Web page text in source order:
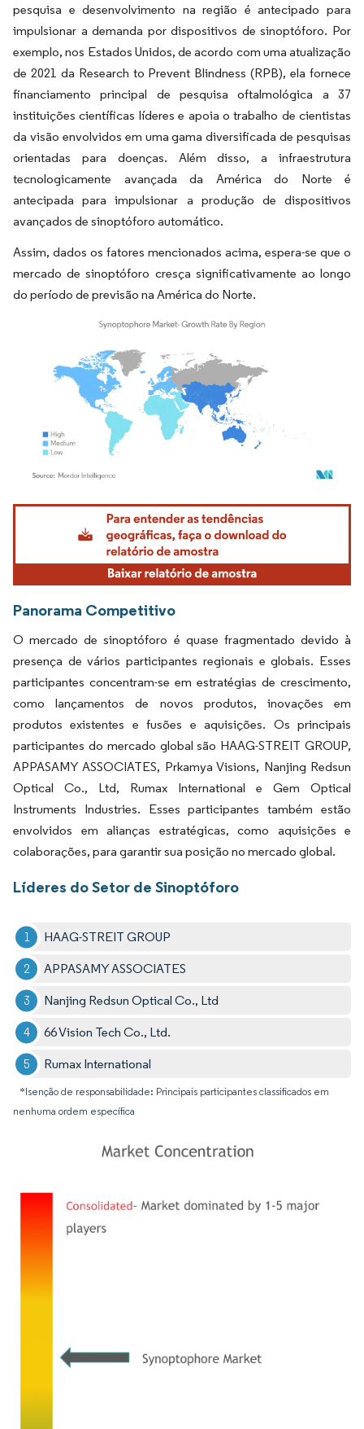
pesquisa e desenvolvimento na região é antecipado para
impulsionar a demanda por dispositivos de sinoptóforo. Por
exemplo, nos Estados Unidos, de acordo com uma atualização
de 2021 da Research to Prevent Blindness (RPB), ela fornece
financiamento principal de pesquisa oftalmológica a 37
instituições científicas líderes e apoia o trabalho de cientistas
da visão envolvidos em uma gama diversificada de pesquisas
orientadas para doenças. Além disso, a infraestrutura
tecnologicamente avançada da América do Norte é
antecipada para impulsionar a produção de dispositivos
avançados de sinoptóforo automático.
Assim, dados os fatores mencionados acima, espera-se que o
mercado de sinoptóforo cresça significativamente ao longo
do período de previsão na América do Norte.
Imagem © Mordor Intelligence. O reuso requer atribuição conforme CC BY 4.0.
Panorama Competitivo
O mercado de sinoptóforo é quase fragmentado devido à
presença de vários participantes regionais e globais. Esses
participantes concentram-se em estratégias de crescimento,
como lançamentos de novos produtos, inovações em
produtos existentes e fusões e aquisições. Os principais
participantes do mercado global são HAAG-STREIT GROUP,
APPASAMY ASSOCIATES, Prkamya Visions, Nanjing Redsun
Optical Co., Ltd, Rumax International e Gem Optical
Instruments Industries. Esses participantes também estão
envolvidos em alianças estratégicas, como aquisições e
colaborações, para garantir sua posição no mercado global.
Líderes do Setor de Sinoptóforo
HAAG-STREIT GROUP
APPASAMY ASSOCIATES
Nanjing Redsun Optical Co., Ltd
66 Vision Tech Co., Ltd.
Rumax International
*Isenção de responsabilidade: Principais participantes classificados em
nenhuma ordem específica